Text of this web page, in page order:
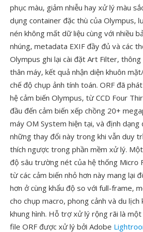
phục màu, giảm nhiễu hay xử lý màu
dụng container đặc thù của Olympus,
nén không mất dữ liệu cùng với nhiều
nhúng, metadata EXIF đầy đủ và các
Olympus ghi lại cài đặt Art Filter,
thân máy, kết quả nhận diện khuôn
chế độ chụp ảnh tính toán. ORF đã
hệ cảm biến Olympus, từ CCD Four
đầu đến cảm biến xếp chồng 20+
máy OM System hiện tại, và định dạng
những thay đổi này trong khi vẫn duy
thích ngược trong phần mềm xử lý.
độ sâu trường nét của hệ thống Micro
từ các cảm biến nhỏ hơn này mang lại
hơn ở cùng khẩu độ so với full-frame,
cho chụp macro, phong cảnh và du lịch
khung hình. Hỗ trợ xử lý rộng rãi là
file ORF được xử lý bởi Adobe